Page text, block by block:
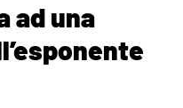
ad una